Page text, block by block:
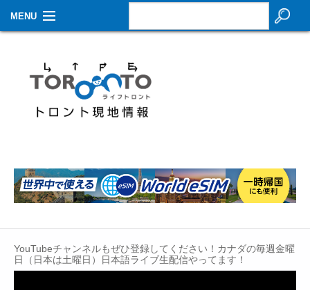
MENU
生活情報
その他
イベントカレンダー
About Us
YouTubeチャンネルもぜひ登録してください！カナダの毎週金曜
日（日本は土曜日）日本語ライブ生配信やってます！